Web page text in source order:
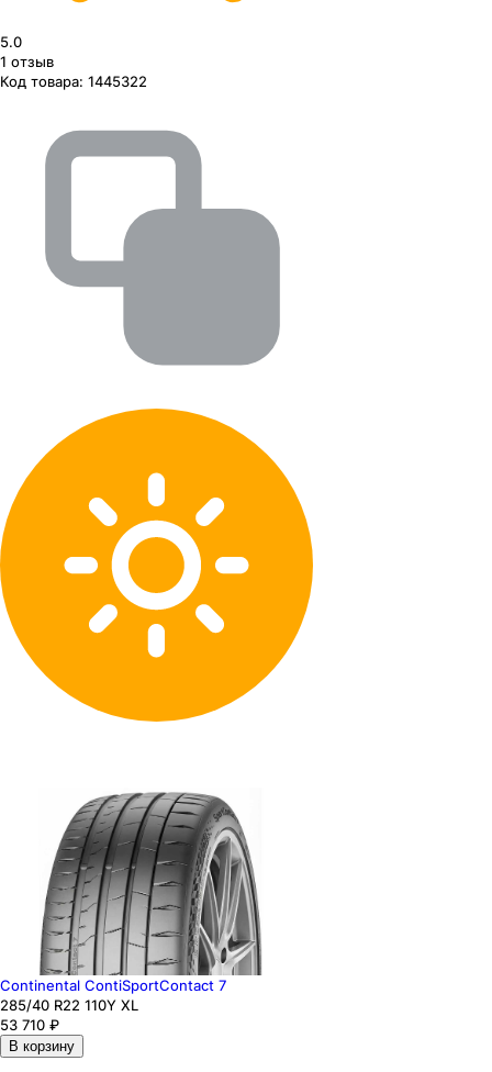
5.0
1 отзыв
Код товара: 1445322
Continental ContiSportContact 7
285/40 R22 110Y XL
53 710 ₽
В корзину